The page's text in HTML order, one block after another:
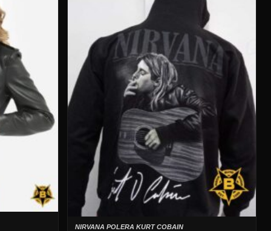
NIRVANA POLERA KURT COBAIN